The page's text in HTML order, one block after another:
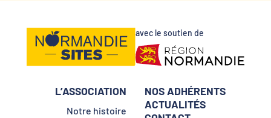
avec le soutien de
L’ASSOCIATION
Notre histoire
NOS ADHÉRENTS
ACTUALITÉS